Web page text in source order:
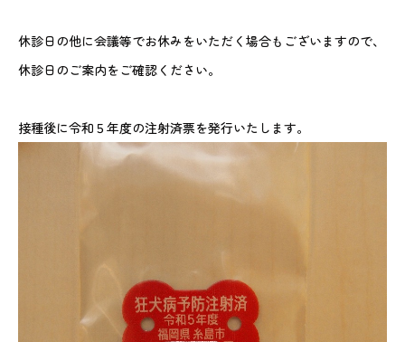
休診日の他に会議等でお休みをいただく場合もございますので、
休診日のご案内をご確認ください。
接種後に令和５年度の注射済票を発行いたします。